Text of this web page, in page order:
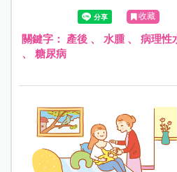
8週的時間，產褥期的婦女在生
子宮與泌尿生殖系統的復原、乳
化系統的變化等。而水腫發生在
一般生理性的水腫，如下所述。
收藏
關鍵字： 產後、 水腫、 病理性
、 糖尿病